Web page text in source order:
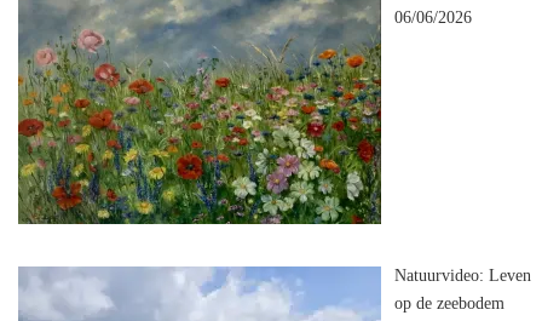
06/06/2026
Natuurvideo: Leven
op de zeebodem